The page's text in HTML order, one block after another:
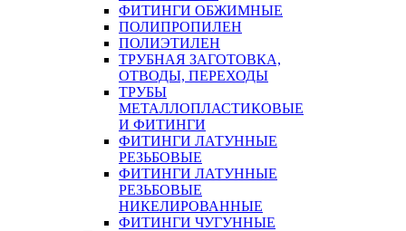
ФИТИНГИ ОБЖИМНЫЕ
ПОЛИПРОПИЛЕН
ПОЛИЭТИЛЕН
ТРУБНАЯ ЗАГОТОВКА,
ОТВОДЫ, ПЕРЕХОДЫ
ТРУБЫ
МЕТАЛЛОПЛАСТИКОВЫЕ
И ФИТИНГИ
ФИТИНГИ ЛАТУННЫЕ
РЕЗЬБОВЫЕ
ФИТИНГИ ЛАТУННЫЕ
РЕЗЬБОВЫЕ
НИКЕЛИРОВАННЫЕ
ФИТИНГИ ЧУГУННЫЕ